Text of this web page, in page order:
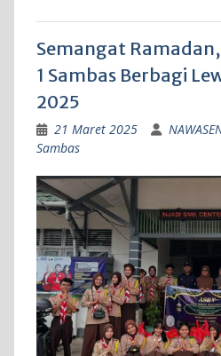
Semangat
1 Sambas Berbagi
2025
21 Maret 2025
Sambas